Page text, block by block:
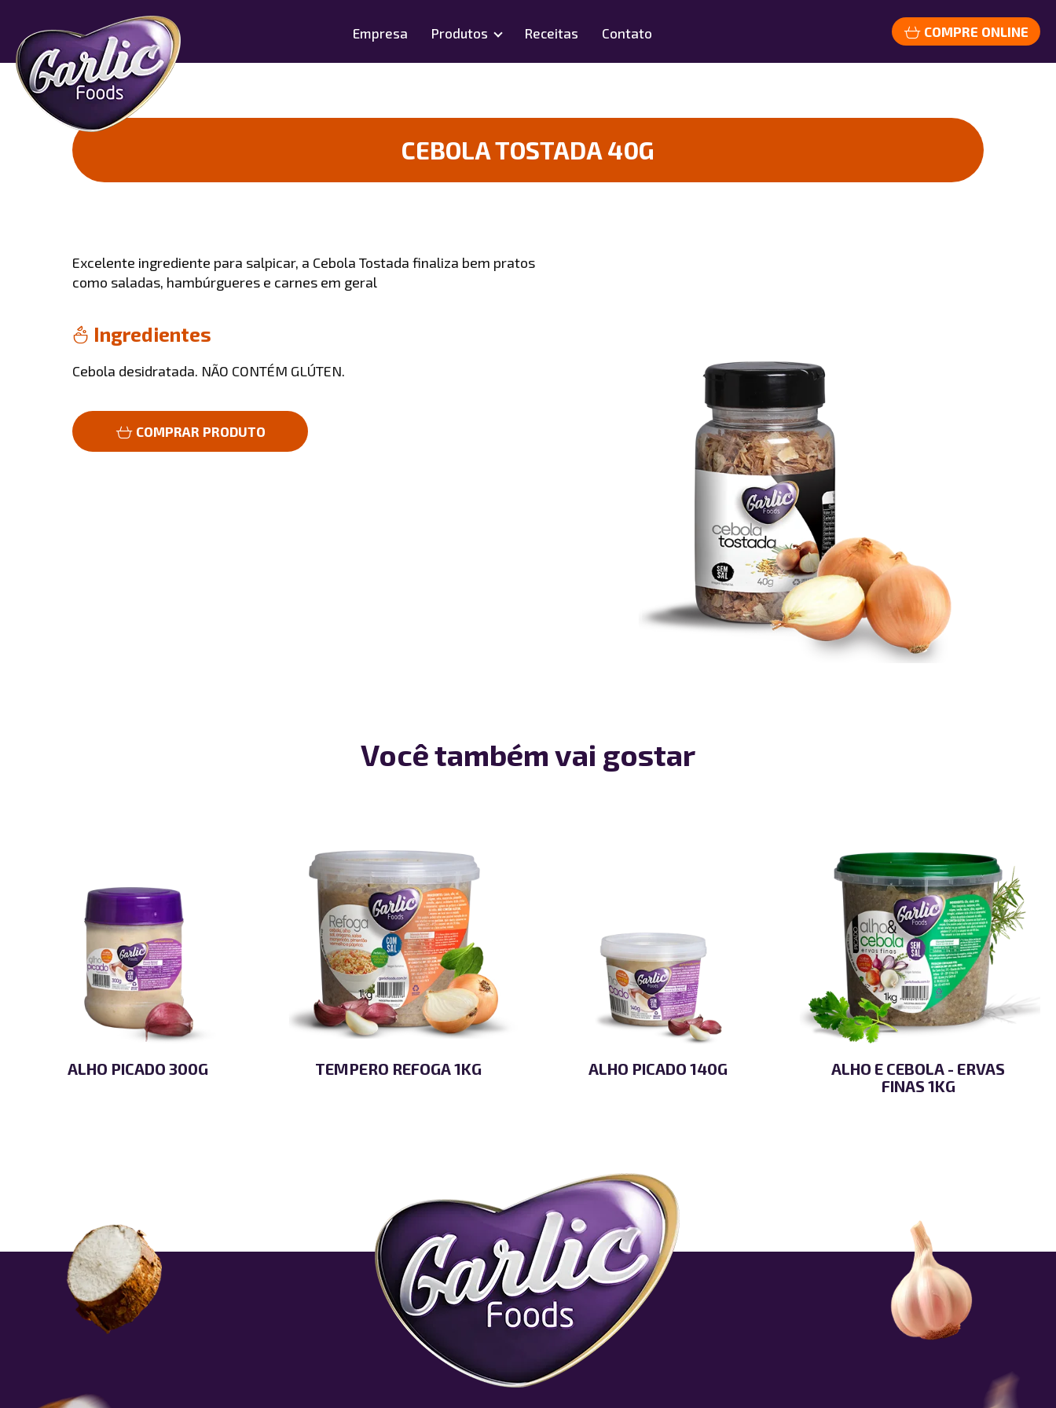
Empresa Produtos Receitas Contato COMPRE ONLINE
CEBOLA TOSTADA 40G
Excelente ingrediente para salpicar, a Cebola Tostada finaliza bem pratos
como saladas, hambúrgueres e carnes em geral
Ingredientes
Cebola desidratada. NÃO CONTÉM GLÚTEN.
COMPRAR PRODUTO
Você também vai gostar
ALHO PICADO 300G TEMPERO REFOGA 1KG ALHO PICADO 140G
ALHO E CEBOLA - ERVAS
FINAS 1KG